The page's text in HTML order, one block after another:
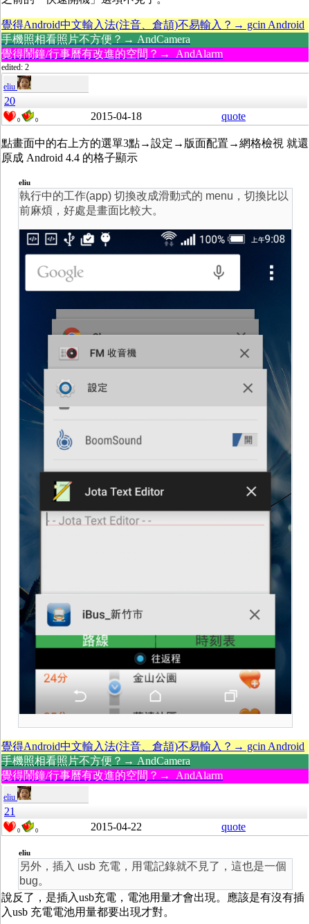
覺得Android中文輸入法(注音、倉頡)不易輸入？→ gcin Android
手機照相看照片不方便？→ AndCamera
覺得鬧鐘/行事曆有改進的空間？→ AndAlarm
edited: 2
eliu
20
0 0 2015-04-18 quote
點畫面中的右上方的選單3點→設定→版面配置→網格檢視 就還
原成 Android 4.4 的格子顯示
eliu
執行中的工作(app) 切換改成滑動式的 menu，切換比以
前麻煩，好處是畫面比較大。
覺得Android中文輸入法(注音、倉頡)不易輸入？→ gcin Android
手機照相看照片不方便？→ AndCamera
覺得鬧鐘/行事曆有改進的空間？→ AndAlarm
eliu
21
0 0 2015-04-22 quote
eliu
另外，插入 usb 充電，用電記錄就不見了，這也是一個
bug。
說反了，是插入usb充電，電池用量才會出現。應該是有沒有插
入usb 充電電池用量都要出現才對。